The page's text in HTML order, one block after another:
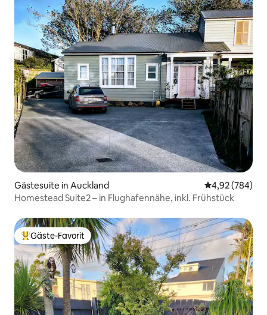
Gästesuite in Auckland
4,92 (784)
Homestead Suite2 – in Flughafennähe, inkl. Frühstück
Beliebter Gäste-Favorit.
Gäste-Favorit